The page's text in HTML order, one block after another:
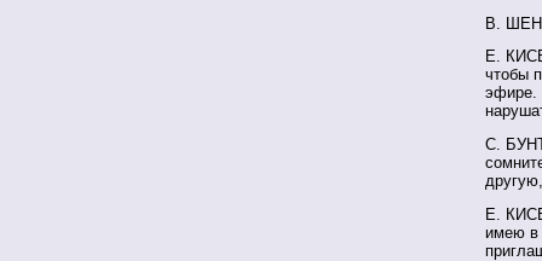
В.
Е.
чтобы
эфире.
С.
Е.
имею в